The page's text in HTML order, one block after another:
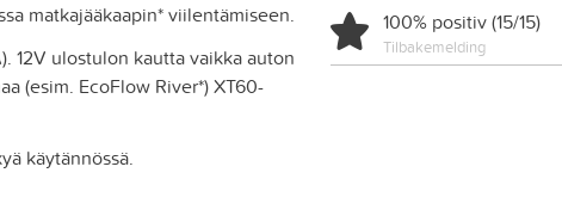
matkajääkaapin* viilentämiseen.
12V ulostulon kautta vaikka auton
(esim. EcoFlow River*) XT60-
käytännössä.
100% positiv (15/15)
Tilbakemelding